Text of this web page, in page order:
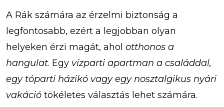
A Rák számára az érzelmi biztonság a
legfontosabb, ezért a legjobban olyan
helyeken érzi magát, ahol otthonos a
hangulat. Egy vízparti apartman a családdal,
egy tóparti házikó vagy egy nosztalgikus nyári
vakáció tökéletes választás lehet számára.